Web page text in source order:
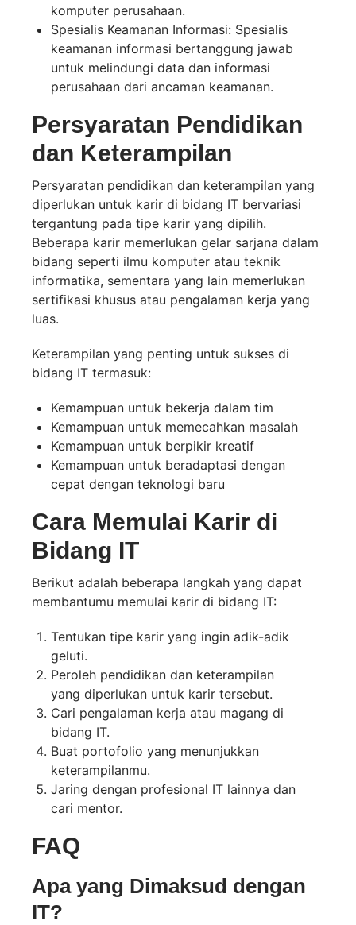
komputer perusahaan.
Spesialis Keamanan Informasi: Spesialis
keamanan informasi bertanggung jawab
untuk melindungi data dan informasi
perusahaan dari ancaman keamanan.
Persyaratan Pendidikan
dan Keterampilan
Persyaratan pendidikan dan keterampilan yang
diperlukan untuk karir di bidang IT bervariasi
tergantung pada tipe karir yang dipilih.
Beberapa karir memerlukan gelar sarjana dalam
bidang seperti ilmu komputer atau teknik
informatika, sementara yang lain memerlukan
sertifikasi khusus atau pengalaman kerja yang
luas.
Keterampilan yang penting untuk sukses di
bidang IT termasuk:
Kemampuan untuk bekerja dalam tim
Kemampuan untuk memecahkan masalah
Kemampuan untuk berpikir kreatif
Kemampuan untuk beradaptasi dengan
cepat dengan teknologi baru
Cara Memulai Karir di
Bidang IT
Berikut adalah beberapa langkah yang dapat
membantumu memulai karir di bidang IT:
Tentukan tipe karir yang ingin adik-adik
geluti.
Peroleh pendidikan dan keterampilan
yang diperlukan untuk karir tersebut.
Cari pengalaman kerja atau magang di
bidang IT.
Buat portofolio yang menunjukkan
keterampilanmu.
Jaring dengan profesional IT lainnya dan
cari mentor.
FAQ
Apa yang Dimaksud dengan
IT?